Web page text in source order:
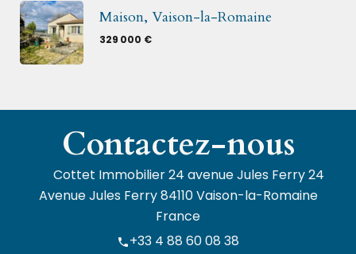
Maison, Vaison-la-Romaine
329 000 €
Contactez-nous
Cottet Immobilier24 avenue Jules Ferry 24
Avenue Jules Ferry84110Vaison-la-Romaine
France
+33 4 88 60 08 38